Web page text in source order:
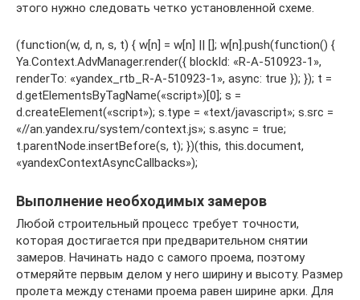
этого нужно следовать четко установленной схеме.
(function(w, d, n, s, t) { w[n] = w[n] || []; w[n].push(function() {
Ya.Context.AdvManager.render({ blockId: «R-A-510923-1»,
renderTo: «yandex_rtb_R-A-510923-1», async: true }); }); t =
d.getElementsByTagName(«script»)[0]; s =
d.createElement(«script»); s.type = «text/javascript»; s.src =
«//an.yandex.ru/system/context.js»; s.async = true;
t.parentNode.insertBefore(s, t); })(this, this.document,
«yandexContextAsyncCallbacks»);
Выполнение необходимых замеров
Любой строительный процесс требует точности,
которая достигается при предварительном снятии
замеров. Начинать надо с самого проема, поэтому
отмеряйте первым делом у него ширину и высоту. Размер
пролета между стенами проема равен ширине арки. Для